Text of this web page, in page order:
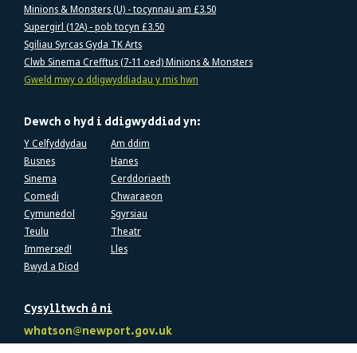
Minions & Monsters (U) - tocynnau am £3.50
Supergirl (12A) - pob tocyn £3.50
Sgiliau Syrcas Gyda TK Arts
Clwb Sinema Crefftus (7-11 oed) Minions & Monsters
Gweld mwy o ddigwyddiadau y mis hwn
Dewch o hyd i ddigwyddiad yn:
Y Celfyddydau
Busnes
Sinema
Comedi
Cymunedol
Teulu
Immersed!
Bwyd a Diod
Am ddim
Hanes
Cerddoriaeth
Chwaraeon
Sgyrsiau
Theatr
Lles
Cysylltwch â ni
whatson@newport.gov.uk